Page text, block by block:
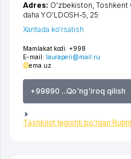
Mamlakat kodi: +998
E-mail: lauraperi@mail.ru
ema.uz
+99890 ...Qo'ng'iroq qilish
Tashkilot tegishli bo'lgan
Adres: O'zbekiston,Toshkent
daha YO'LDOSH-5, 25
Xaritada ko'rsatish